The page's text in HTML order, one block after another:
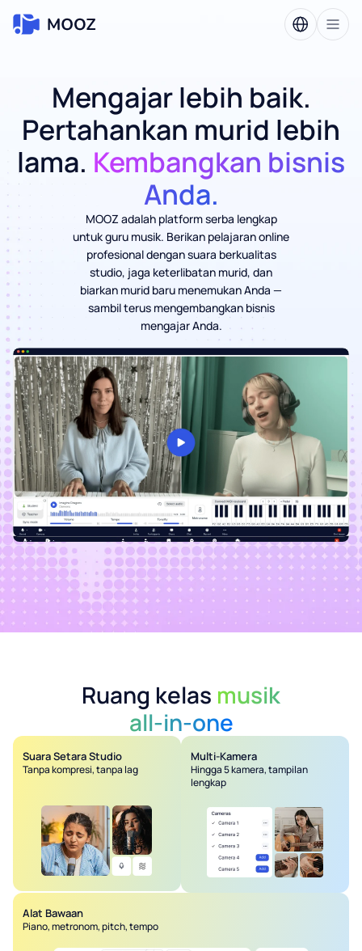
Mengajar lebih baik.
Pertahankan murid lebih
lama. Kembangkan bisnis
Anda.
MOOZ adalah platform serba lengkap
untuk guru musik. Berikan pelajaran online
profesional dengan suara berkualitas
studio, jaga keterlibatan murid, dan
biarkan murid baru menemukan Anda —
sambil terus mengembangkan bisnis
mengajar Anda.
Ruang kelas musik
all-in-one
Suara Setara Studio
Tanpa kompresi, tanpa lag
Multi-Kamera
Hingga 5 kamera, tampilan
lengkap
Alat Bawaan
Piano, metronom, pitch, tempo